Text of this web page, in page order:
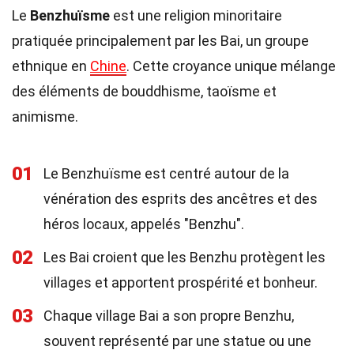
Le Benzhuïsme est une religion minoritaire
pratiquée principalement par les Bai, un groupe
ethnique en Chine. Cette croyance unique mélange
des éléments de bouddhisme, taoïsme et
animisme.
01
Le Benzhuïsme est centré autour de la
vénération des esprits des ancêtres et des
héros locaux, appelés "Benzhu".
02
Les Bai croient que les Benzhu protègent les
villages et apportent prospérité et bonheur.
03
Chaque village Bai a son propre Benzhu,
souvent représenté par une statue ou une